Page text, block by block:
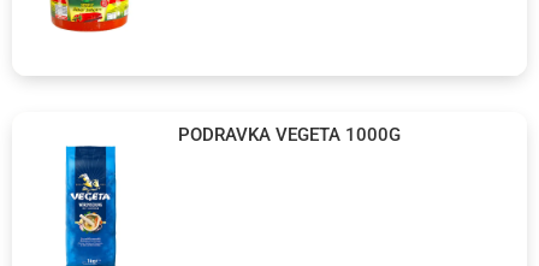
PODRAVKA VEGETA 1000G